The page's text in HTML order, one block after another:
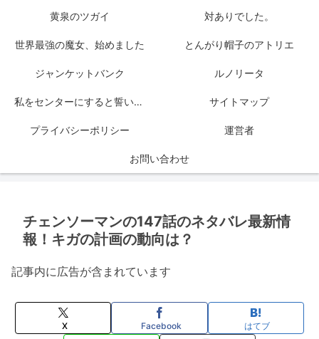
黄泉のツガイ 対ありでした。
世界最強の魔女、始めました とんがり帽子のアトリエ
ジャンケットバンク ルノリータ
私をセンターにすると誓いますか？ サイトマップ
プライバシーポリシー 運営者
お問い合わせ
チェンソーマンの147話のネタバレ最新情
報！キガの計画の動向は？
記事内に広告が含まれています
X Facebook はてブ